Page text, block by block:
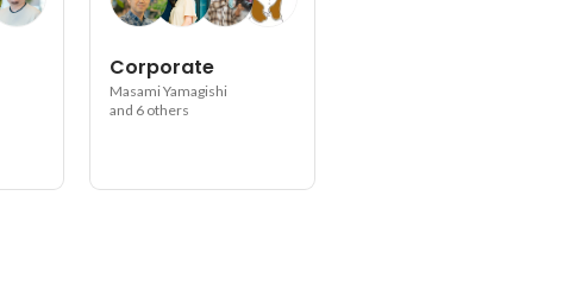
Corporate
Masami Yamagishi
and 6 others